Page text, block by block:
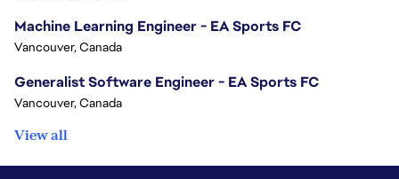
Machine Learning Engineer - EA Sports FC
Vancouver, Canada
Generalist Software Engineer - EA Sports FC
Vancouver, Canada
View all